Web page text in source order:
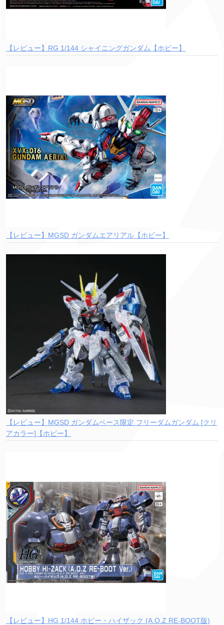
【レビュー】RG 1/144 シャイニングガンダム【ホビー】
【レビュー】MGSD ガンダムエアリアル【ホビー】
【レビュー】MGSD ガンダムベース限定 フリーダムガンダム [クリ
アカラー]【ホビー】
【レビュー】HG 1/144 ホビー・ハイザック (A.O.Z RE-BOOT版)